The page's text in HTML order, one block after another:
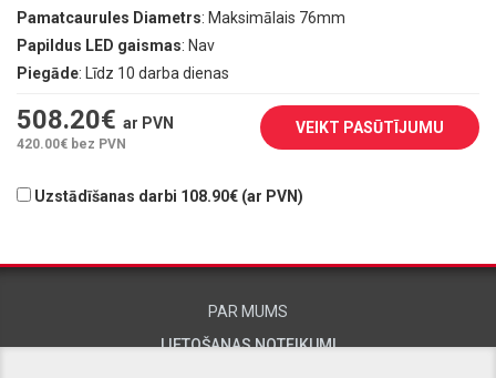
Pamatcaurules Diametrs: Maksimālais 76mm
Papildus LED gaismas: Nav
Piegāde: Līdz 10 darba dienas
508.20€ ar PVN
420.00€ bez PVN
VEIKT PASŪTĪJUMU
Uzstādīšanas darbi 108.90€ (ar PVN)
PAR MUMS
LIETOŠANAS NOTEIKUMI